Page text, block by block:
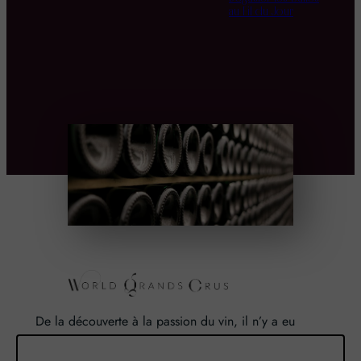
au Fil du Jour
De la découverte à la passion du vin, il n’y a eu
qu’un pas. Un pas que nous avons franchi en faisant